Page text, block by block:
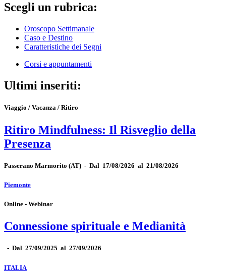
Scegli un rubrica:
Oroscopo Settimanale
Caso e Destino
Caratteristiche dei Segni
Corsi e appuntamenti
Ultimi inseriti:
Viaggio / Vacanza / Ritiro
Ritiro Mindfulness: Il Risveglio della
Presenza
Passerano Marmorito (AT) - Dal 17/08/2026 al 21/08/2026
Piemonte
Online - Webinar
Connessione spirituale e Medianità
- Dal 27/09/2025 al 27/09/2026
ITALIA